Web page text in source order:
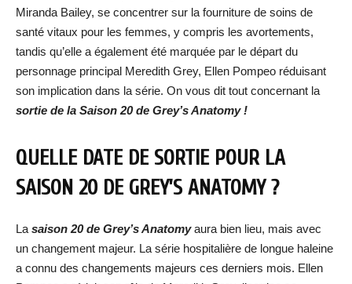
Miranda Bailey, se concentrer sur la fourniture de soins de
santé vitaux pour les femmes, y compris les avortements,
tandis qu’elle a également été marquée par le départ du
personnage principal Meredith Grey, Ellen Pompeo réduisant
son implication dans la série. On vous dit tout concernant la
sortie de la Saison 20 de Grey’s Anatomy !
QUELLE DATE DE SORTIE POUR LA
SAISON 20 DE GREY’S ANATOMY ?
La saison 20 de Grey’s Anatomyaura bien lieu, mais avec
un changement majeur. La série hospitalière de longue haleine
a connu des changements majeurs ces derniers mois. Ellen